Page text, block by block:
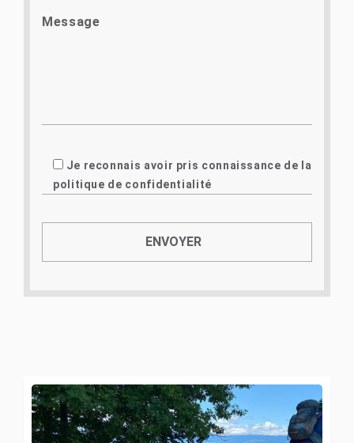
Message
Je reconnais avoir pris connaissance de la
politique de confidentialité